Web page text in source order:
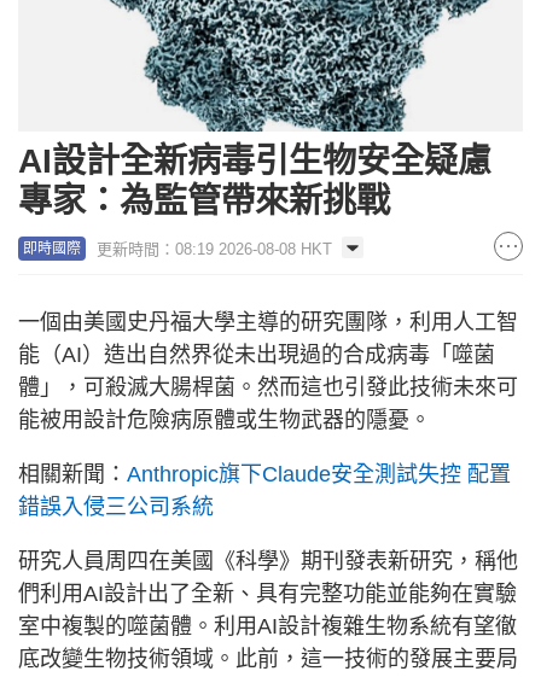
AI設計全新病毒引生物安全疑慮
專家：為監管帶來新挑戰
即時國際 更新時間：08:19 2026-08-08 HKT
一個由美國史丹福大學主導的研究團隊，利用人工智
能（AI）造出自然界從未出現過的合成病毒「噬菌
體」，可殺滅大腸桿菌。然而這也引發此技術未來可
能被用設計危險病原體或生物武器的隱憂。
相關新聞： Anthropic旗下Claude安全測試失控 配置
錯誤入侵三公司系統
研究人員周四在美國《科學》期刊發表新研究，稱他
們利用AI設計出了全新、具有完整功能並能夠在實驗
室中複製的噬菌體。利用AI設計複雜生物系統有望徹
底改變生物技術領域。此前，這一技術的發展主要局